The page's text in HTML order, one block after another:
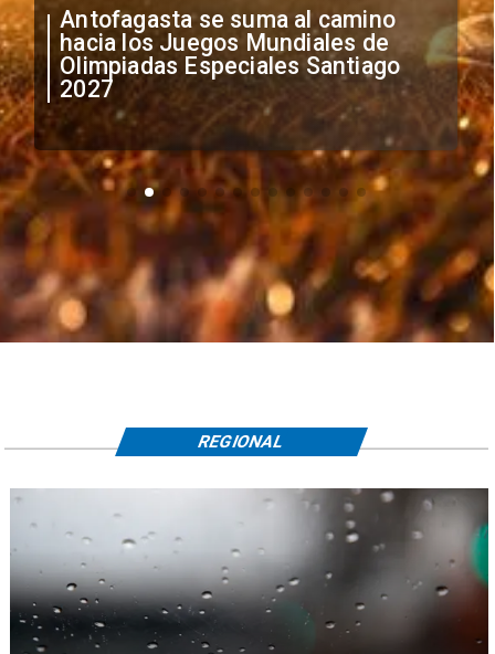
"Falta de profesionalismo": Sifup
anuncia medidas por situación
irregular de futbolistas
extranjeros
REGIONAL